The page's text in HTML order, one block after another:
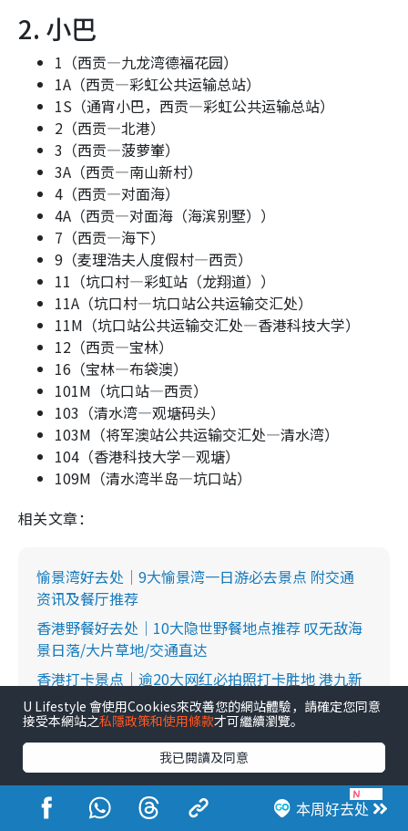
2. 小巴
1（西贡—九龙湾德福花园）
1A（西贡—彩虹公共运输总站）
1S（通宵小巴，西贡—彩虹公共运输总站）
2（西贡—北港）
3（西贡—菠萝輋）
3A（西贡—南山新村）
4（西贡—对面海）
4A（西贡—对面海（海滨别墅））
7（西贡—海下）
9（麦理浩夫人度假村—西贡）
11（坑口村—彩虹站（龙翔道））
11A（坑口村—坑口站公共运输交汇处）
11M（坑口站公共运输交汇处—香港科技大学）
12（西贡—宝林）
16（宝林—布袋澳）
101M（坑口站—西贡）
103（清水湾—观塘码头）
103M（将军澳站公共运输交汇处—清水湾）
104（香港科技大学—观塘）
109M（清水湾半岛—坑口站）
相关文章：
愉景湾好去处｜9大愉景湾一日游必去景点 附交通
资讯及餐厅推荐
香港野餐好去处｜10大隐世野餐地点推荐 叹无敌海
景日落/大片草地/交通直达
香港打卡景点｜逾20大网红必拍照打卡胜地 港九新
界离岛影相好去处
锦上路好去处｜一日游近锦上路站好玩地方 红砖屋
市集/菠萝园喂羊驼/围炉煮茶
西环好去处｜一日游15打卡好去处 艺里坊壁画街/
钟声泳棚/沙湾径睇日落
本周好去处
U Lifestyle 會使用Cookies來改善您的網站體驗，請確定您同意
接受本網站之私隱政策和使用條款才可繼續瀏覽。
我已閱讀及同意